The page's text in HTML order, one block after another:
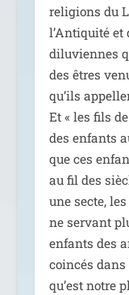
reli­gions du
l’Antiquité
di­lu­viennes
des êtres
qu’ils
Et « les fils
des enfants
que ces
au fil des
une secte,
ne ser­vant
enfants des
coin­cés dans
qu’est notre